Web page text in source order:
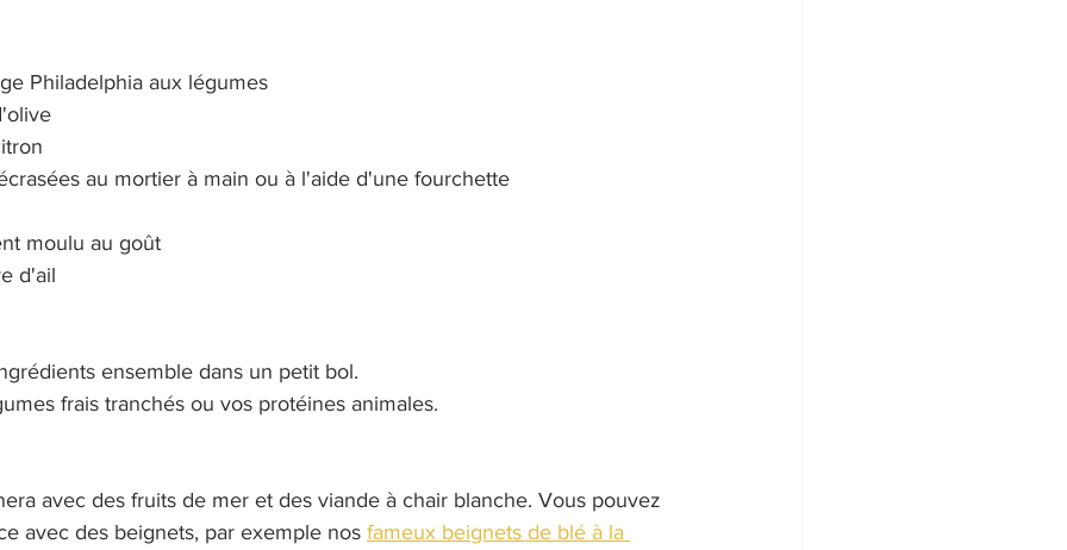
Philadelphia aux légumes
au mortier à main ou à l'aide d'une fourchette
moulu au goût
d'ail
ensemble dans un petit bol.
frais tranchés ou vos protéines animales.
avec des fruits de mer et des viande à chair blanche. Vous pouvez
avec des beignets, par exemple nos fameux beignets de blé à la